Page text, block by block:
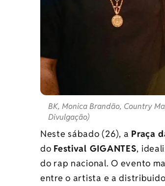
BK, Monica Brandão, Country
Divulgação)
Neste sábado (26), a Praça
do Festival GIGANTES,
do rap nacional. O evento
entre o artista e a